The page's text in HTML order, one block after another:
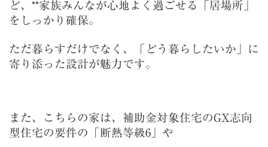
ど、**家族みんなが心地よく過ごせる「居場所」
をしっかり確保。
ただ暮らすだけでなく、「どう暮らしたいか」に
寄り添った設計が魅力です。
また、こちらの家は、補助金対象住宅のGX志向
型住宅の要件の「断熱等級6」や